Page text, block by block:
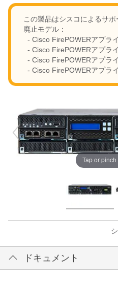
この製品はシスコによるサポ
廃止モデル：
- Cisco FirePOWERアプラ
- Cisco FirePOWERアプラ
- Cisco FirePOWERアプラ
- Cisco FirePOWERアプラ
Tap or
ドキュメント